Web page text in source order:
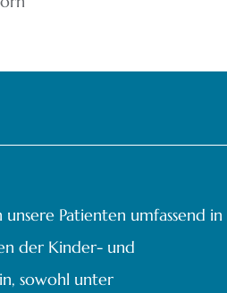
Patienten umfassend in
der Kinder- und
sowohl unter